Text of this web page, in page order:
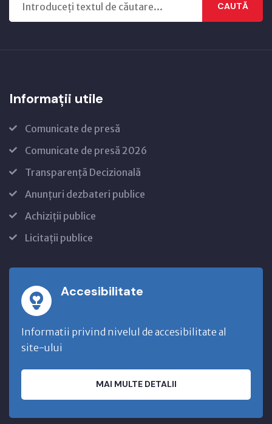
CAUTĂ
Informații utile
Comunicate de presă
Comunicate de presă 2026
Transparență Decizională
Anunțuri dezbateri publice
Achiziții publice
Licitații publice
Accesibilitate
Informatii privind nivelul de accesibilitate al
site-ului
MAI MULTE DETALII